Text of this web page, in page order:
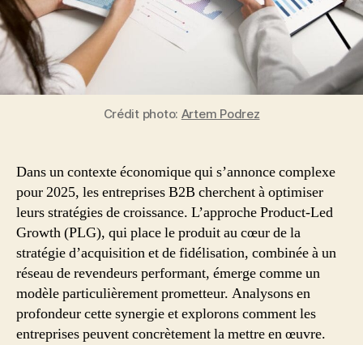
gagnant
du
Product-
Led
Growth
et
des
Crédit photo: Artem Podrez
Dans un contexte économique qui s’annonce complexe
pour 2025, les entreprises B2B cherchent à optimiser
leurs stratégies de croissance. L’approche Product-Led
Growth (PLG), qui place le produit au cœur de la
stratégie d’acquisition et de fidélisation, combinée à un
réseau de revendeurs performant, émerge comme un
modèle particulièrement prometteur. Analysons en
profondeur cette synergie et explorons comment les
entreprises peuvent concrètement la mettre en œuvre.